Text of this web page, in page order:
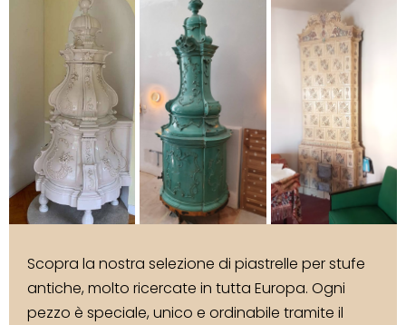
Scopra la nostra selezione di piastrelle per stufe
antiche, molto ricercate in tutta Europa. Ogni
pezzo è speciale, unico e ordinabile tramite il